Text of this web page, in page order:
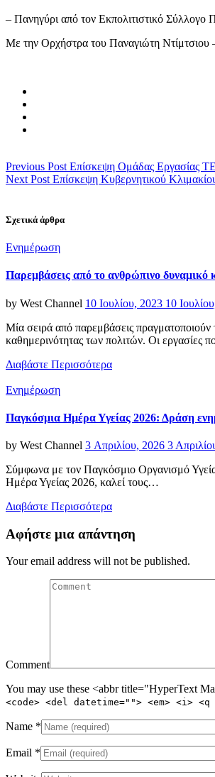
– Πανηγύρι από τον Εκπολιτιστικό
Με την Ορχήστρα του Παναγιώτη Ντίμτσιου
Previous Post Επίσκεψη Ομάδας Εργασίας
Next Post Επίσκεψη Κυβερνητικού
Σχετικά άρθρα
Categories
Ενημέρωση
Παρεμβάσεις από το ανθρώπινο
by West Channel Posted
10 Ιουλίου, 2023 10
Μία σειρά από παρεμβάσεις πραγματοποιούν
καθημερινότητας των πολιτών. Οι εργασίες
Διαβάστε Περισσότερα
Categories
Ενημέρωση
Παγκόσμια Ημέρα Υγείας 2026: Δράση
by West Channel Posted
3 Απριλίου, 2026 3
Σύμφωνα με τον Παγκόσμιο Οργανισμό
Ημέρα Υγείας 2026, καλεί τους…
Διαβάστε Περισσότερα
Αφήστε μια απάντηση
Your email address will not be published.
Comment
You may use these <abbr title="HyperText
<code> <del datetime=""> <em> <i>
Name *
Email *